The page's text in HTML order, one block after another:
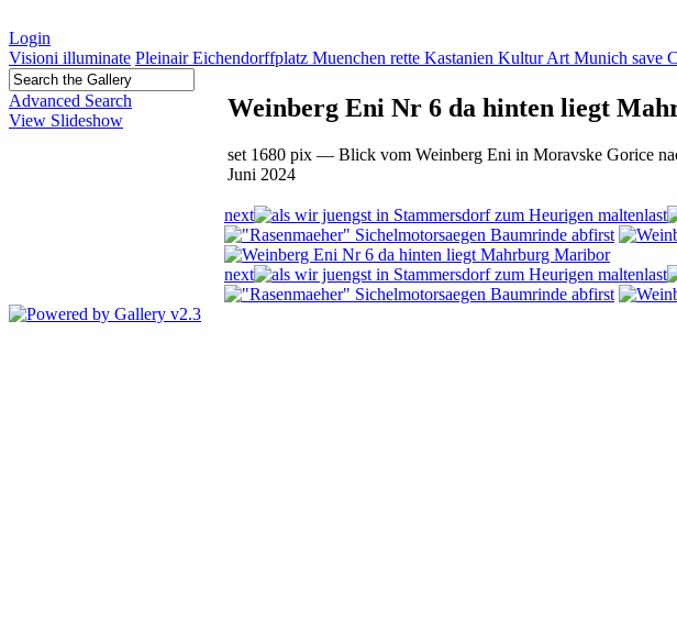
Login
Visioni illuminate Pleinair Eichendorffplatz Muenchen rette Kastanien Kultur Art Munich save
Advanced Search
View Slideshow
Weinberg Eni Nr 6 da hinten liegt
set 1680 pix — Blick vom Weinberg Eni in Moravske Gorice
Juni 2024
next
last
first
next
last
first